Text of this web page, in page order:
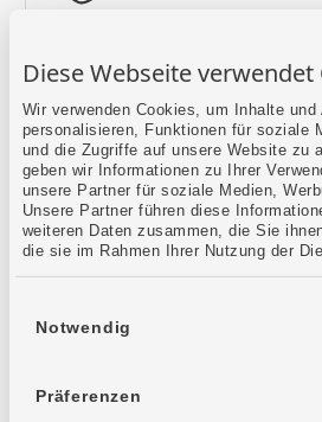
Diese Webseite verwendet
Wir verwenden Cookies, um Inhalte und
personalisieren, Funktionen für soziale
und die Zugriffe auf unsere Website zu
geben wir Informationen zu Ihrer
unsere Partner für soziale Medien,
Unsere Partner führen diese
weiteren Daten zusammen, die Sie
die sie im Rahmen Ihrer Nutzung der
Notwendig
Präferenzen
Mehr erfahren
Kontaktformular